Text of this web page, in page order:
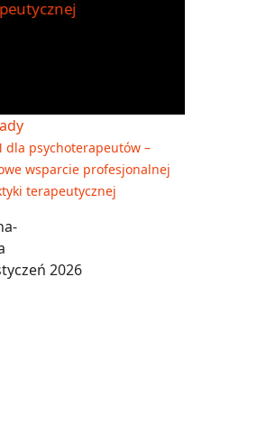
dla psychoterapeutów –
wsparcie profesjonalnej
terapeutycznej
2026